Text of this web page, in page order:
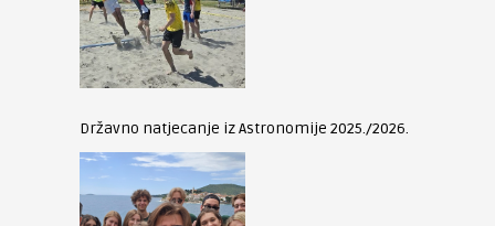
Državno natjecanje iz Astronomije 2025./2026.